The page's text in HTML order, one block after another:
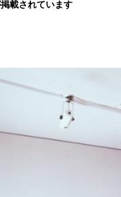
載されています